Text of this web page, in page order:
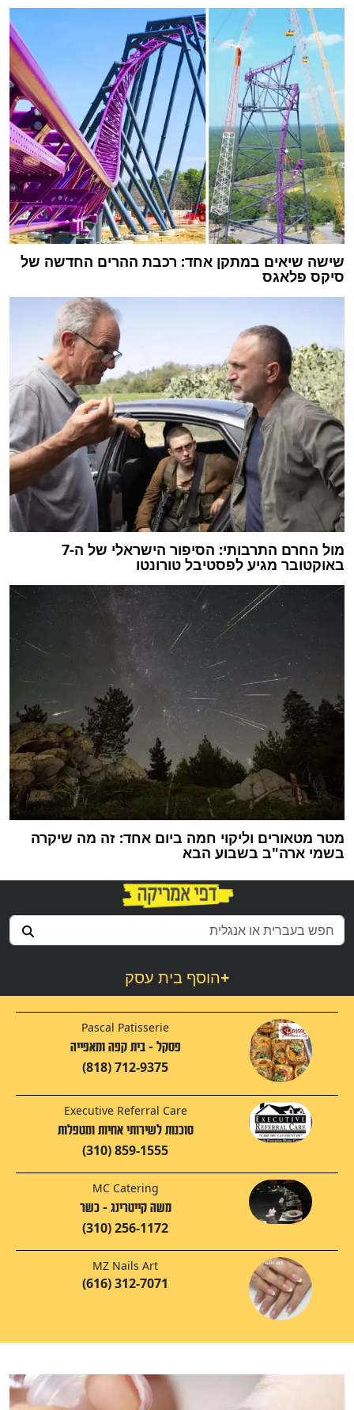
שישה שיאים במתקן אחד: רכבת ההרים החדשה של
סיקס פלאגס
מול החרם התרבותי: הסיפור הישראלי של ה-7
באוקטובר מגיע לפסטיבל טורונטו
מטר מטאורים וליקוי חמה ביום אחד: זה מה שיקרה
בשמי ארה"ב בשבוע הבא
הוסף בית עסק+
Pascal Patisserie
פסקל - בית קפה ומאפייה
(818) 712-9375
Executive Referral Care
סוכנות לשירותי אחיות ומטפלות
(310) 859-1555
MC Catering
משה קייטרינג - כשר
(310) 256-1172
MZ Nails Art
(616) 312-7071